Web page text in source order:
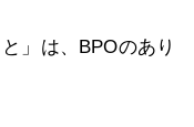
」は、BPOのあり